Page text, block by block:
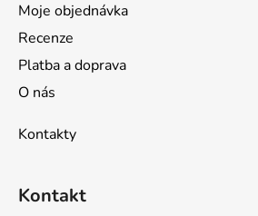
Moje objednávka
Recenze
Platba a doprava
O nás
Kontakty
Kontakt